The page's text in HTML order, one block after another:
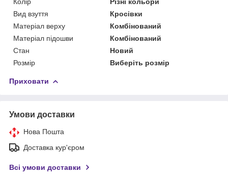
Вид взуття
Кросівки
Матеріал верху
Комбінований
Матеріал підошви
Комбінований
Стан
Новий
Розмір
Виберіть розмір
Приховати
Умови доставки
Нова Пошта
Доставка кур'єром
Всі умови доставки